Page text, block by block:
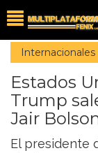
Internacionales
Estados
Trump
Jair
El presidente